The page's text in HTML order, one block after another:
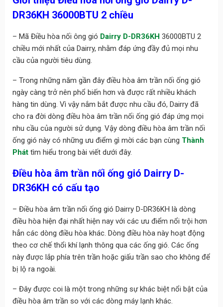
DR36KH 36000BTU 2 chiều
– Mã Điều hòa nối ông gió Dairry D-DR36KH 36000BTU 2
chiều mới nhất của Dairry, nhằm đáp ứng đầy đủ mọi nhu
cầu của người tiêu dùng.
– Trong những năm gần đây điều hòa âm trần nối ống gió
ngày càng trở nên phổ biến hơn và được rất nhiều khách
hàng tin dùng. Vì vậy nắm bắt được nhu cầu đó, Dairry đã
cho ra đời dòng điều hòa âm trần nối ống gió đáp ứng mọi
nhu cầu của người sử dụng. Vậy dòng điều hòa âm trần nối
ống gió này có những ưu điểm gì mời các bạn cùng Thành
Pháttìm hiểu trong bài viết dưới đây.
Điều hòa âm trần nối ống gió Dairry D-
DR36KH có cấu tạo
– Điều hòa âm trần nối ống gió Dairry D-DR36KH là dòng
điều hòa hiện đại nhất hiện nay với các ưu điểm nổi trội hơn
hẳn các dòng điều hòa khác. Dòng điều hòa này hoạt động
theo cơ chế thổi khí lạnh thông qua các ống gió. Các ống
này được lắp phía trên trần hoặc giấu trần sao cho không để
bị lộ ra ngoài.
– Đây được coi là một trong những sự khác biệt nổi bật của
điều hòa âm trần so với các dòng máy lạnh khác.